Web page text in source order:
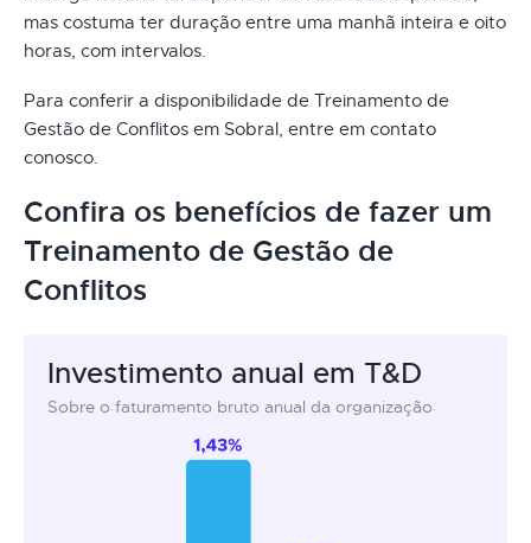
mas costuma ter duração entre uma manhã inteira e oito
horas, com intervalos.
Para conferir a disponibilidade de Treinamento de
Gestão de Conflitos em Sobral, entre em contato
conosco.
Confira os benefícios de fazer um
Treinamento de Gestão de
Conflitos
Investimento anual em T&D
Sobre o faturamento bruto anual da organização